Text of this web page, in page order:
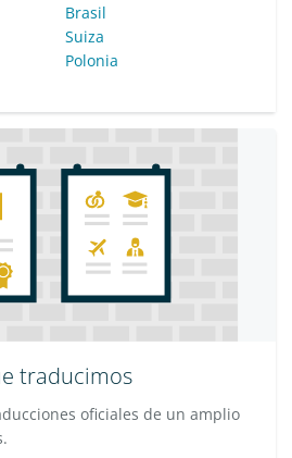
Brasil
Suiza
Polonia
traducimos
oficiales de un amplio